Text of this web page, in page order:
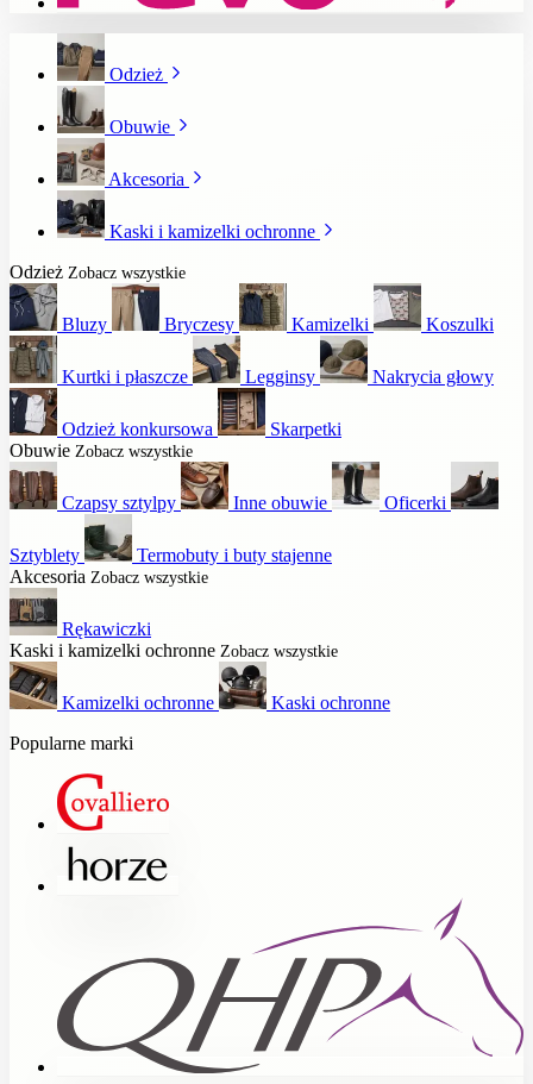
Odzież
Obuwie
Akcesoria
Kaski i kamizelki ochronne
Odzież Zobacz wszystkie
Bluzy Bryczesy Kamizelki Koszulki
Kurtki i płaszcze Legginsy Nakrycia głowy
Odzież konkursowa
Skarpetki
Obuwie Zobacz wszystkie
Czapsy sztylpy Inne obuwie Oficerki
Sztyblety
Termobuty i buty stajenne
Akcesoria Zobacz wszystkie
Rękawiczki
Kaski i kamizelki ochronne Zobacz wszystkie
Kamizelki ochronne
Kaski ochronne
Popularne marki